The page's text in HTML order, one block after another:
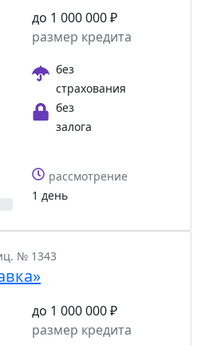
до 1 000 000 ₽
размер кредита
без
страхования
без
залога
рассмотрение
1 день
№ 1343
до 1 000 000 ₽
размер кредита